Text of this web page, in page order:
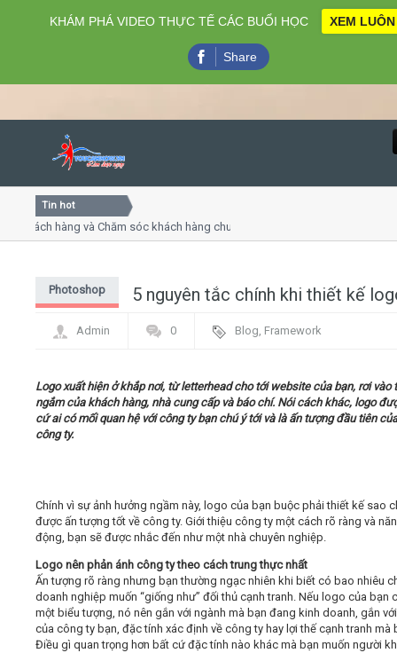
Close
Lịch khai giảng
Video
Liên hệ - Đăng ký
Tìm kiếm
Tin hot
hàng và Chăm sóc khách hàng chuyên nghiệp
5 nguyên tắc chính khi thiết kế
Photoshop
Admin 0 Blog, Framework
Logo xuất hiện ở khắp nơi, từ letterhead cho tới website của bạn, rơi vào
ngắm của khách hàng, nhà cung cấp và báo chí. Nói cách khác, logo
cứ ai có mối quan hệ với công ty bạn chú ý tới và là ấn tượng đầu tiên
công ty.
Chính vì sự ảnh hưởng ngầm này, logo của bạn buộc phải thiết kế sao
được ấn tượng tốt về công ty. Giới thiệu công ty một cách rõ ràng và
động, bạn sẽ được nhắc đến như một nhà chuyên nghiệp.
Logo nên phản ánh công ty theo cách trung thực nhất
Ấn tượng rõ ràng nhưng bạn thường ngạc nhiên khi biết có bao nhiêu
doanh nghiệp muốn “giống như” đối thủ cạnh tranh. Nếu logo của bạn
một biểu tượng, nó nên gắn với ngành mà bạn đang kinh doanh, gắn
của công ty bạn, đặc tính xác định về công ty hay lợi thế cạnh tranh mà
Điều gì quan trọng hơn bất cứ đặc tính nào khác mà bạn muốn người
KHÁM PHÁ VIDEO THỰC TẾ CÁC BUỔI HỌC XEM LUÔN
Share